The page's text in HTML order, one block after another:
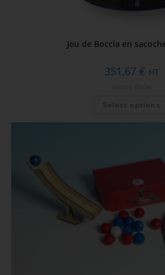
Jeu de Boccia en
351,67 € HT
Select options